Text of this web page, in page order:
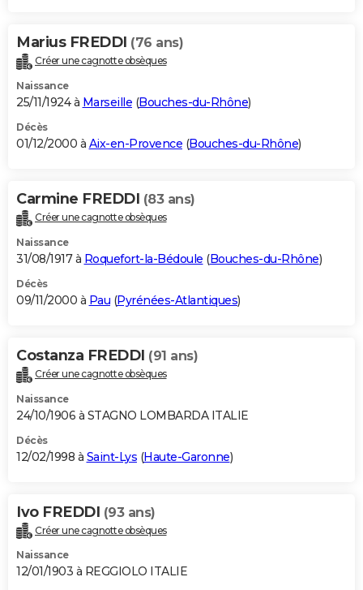
Marius FREDDI (76 ans)
Créer une cagnotte obsèques
Naissance
25/11/1924 à Marseille (Bouches-du-Rhône)
Décès
01/12/2000 à Aix-en-Provence (Bouches-du-Rhône)
Carmine FREDDI (83 ans)
Créer une cagnotte obsèques
Naissance
31/08/1917 à Roquefort-la-Bédoule (Bouches-du-Rhône)
Décès
09/11/2000 à Pau (Pyrénées-Atlantiques)
Costanza FREDDI (91 ans)
Créer une cagnotte obsèques
Naissance
24/10/1906 à STAGNO LOMBARDA ITALIE
Décès
12/02/1998 à Saint-Lys (Haute-Garonne)
Ivo FREDDI (93 ans)
Créer une cagnotte obsèques
Naissance
12/01/1903 à REGGIOLO ITALIE